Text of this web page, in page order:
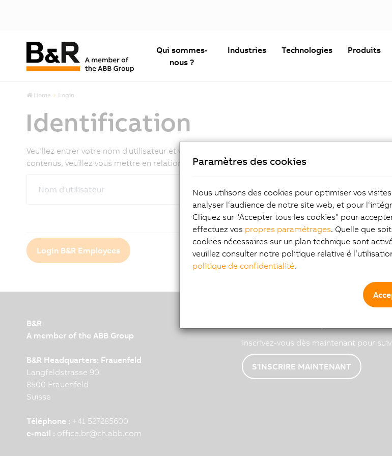
Qui sommes-
nous ?
Industries Technologies Produits
Home Login
Identification
Veuillez entrer votre nom d'utilisateur et votre mot de passe pour continuer. Vous êtes client de
contenus, veuillez vous mettre en relation avec votre contact commercial B&R.
Nom d'utilisateur Mot de passe
Mot de passe oublié ?
Login B&R Employees
B&R
A member of the ABB Group
B&R Headquarters: Frauenfeld
Langfeldstrasse 90
8500 Frauenfeld
Suisse
Téléphone : +41 527285600
e-mail : office.br@ch.abb.com
Inscrivez-vous dès maintenant pour
S'INSCRIRE MAINTENANT
Paramètres des cookies
Nous utilisons des cookies pour optimiser vos
analyser l‘audience de notre site web, et pour
Cliquez sur "Accepter tous les cookies" pour
effectuez vos propres paramétrages. Quelle que
cookies nécessaires sur un plan technique sont
veuillez consulter notre politique relative é
politique de confidentialité.